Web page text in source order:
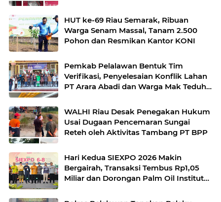
HUT ke-69 Riau Semarak, Ribuan
Warga Senam Massal, Tanam 2.500
Pohon dan Resmikan Kantor KONI
Pemkab Pelalawan Bentuk Tim
Verifikasi, Penyelesaian Konflik Lahan
PT Arara Abadi dan Warga Mak Teduh
WALHI Riau Desak Penegakan Hukum
Usai Dugaan Pencemaran Sungai
Reteh oleh Aktivitas Tambang PT BPP
Hari Kedua SIEXPO 2026 Makin
Bergairah, Transaksi Tembus Rp1,05
Miliar dan Dorongan Palm Oil Institute